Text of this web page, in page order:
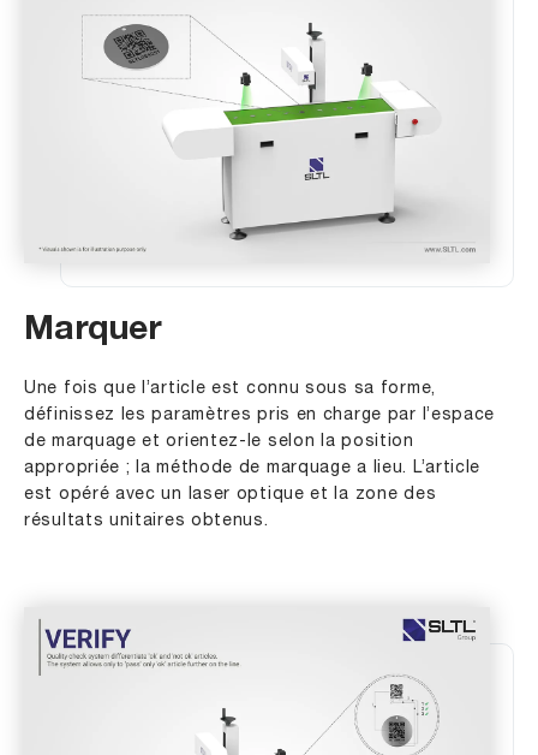
Marquer
Une fois que l’article est connu sous sa forme,
définissez les paramètres pris en charge par l’espace
de marquage et orientez-le selon la position
appropriée ; la méthode de marquage a lieu. L’article
est opéré avec un laser optique et la zone des
résultats unitaires obtenus.